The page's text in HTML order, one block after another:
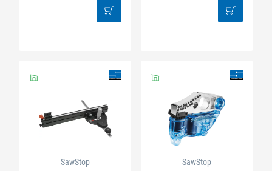
SawStop SawStop